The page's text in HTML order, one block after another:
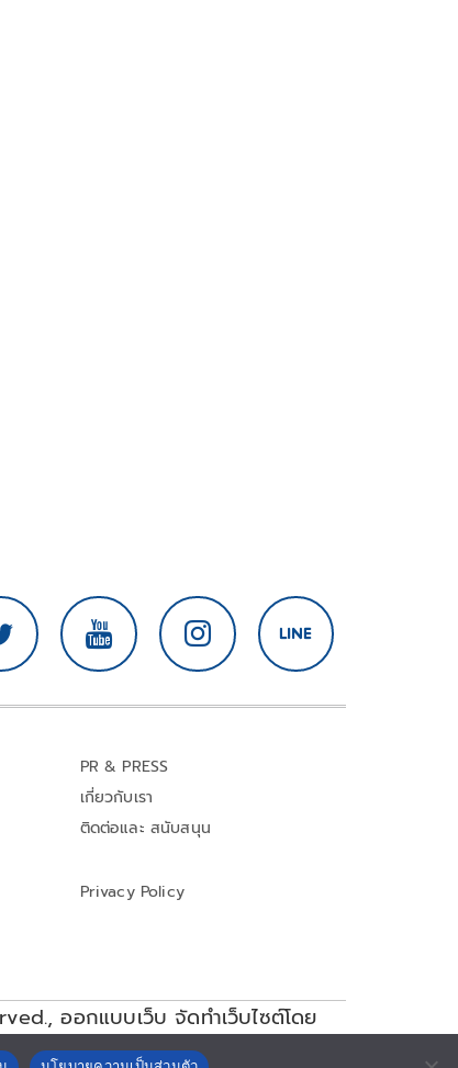
PR & PRESS
เกี่ยวกับเรา
ติดต่อและ สนับสนุน
Privacy Policy
ออกแบบเว็บ จัดทำเว็บไซต์โดย